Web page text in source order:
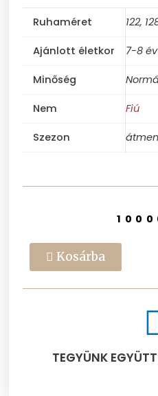
Ruhaméret 122,
Ajánlott életkor 7-8 év
Minőség
Nem Fiú
Szezon
Kosárba
TEGYÜNK